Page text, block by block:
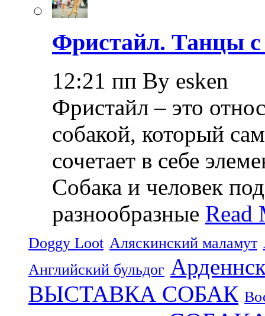
Фристайл. Танцы с
12:21 пп By esken
Фристайл – это
собакой, который
сочетает в себе
Собака и человек
разнообразные Read
Doggy Loot Аляскинский маламут
Английский бульдог
ВЫСТАВКА СОБАК